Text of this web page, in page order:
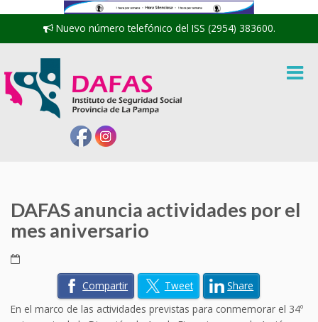
Nuevo número telefónico del ISS (2954) 383600.
DAFAS anuncia actividades por el
mes aniversario
Compartir Tweet
Share
En el marco de las actividades previstas para conmemorar el 34º